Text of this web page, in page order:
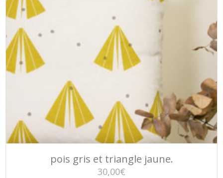
pois gris et triangle jaune.
30,00€